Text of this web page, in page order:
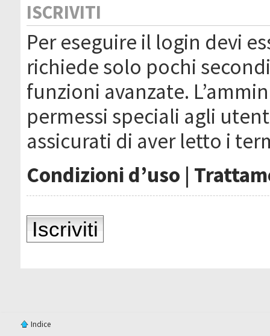
ISCRIVITI
Per eseguire il login devi
richiede solo pochi
funzioni avanzate.
permessi speciali agli
assicurati di aver letto i
Condizioni d’uso |
Iscriviti
Indice